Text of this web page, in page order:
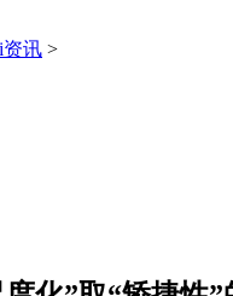
资讯 >